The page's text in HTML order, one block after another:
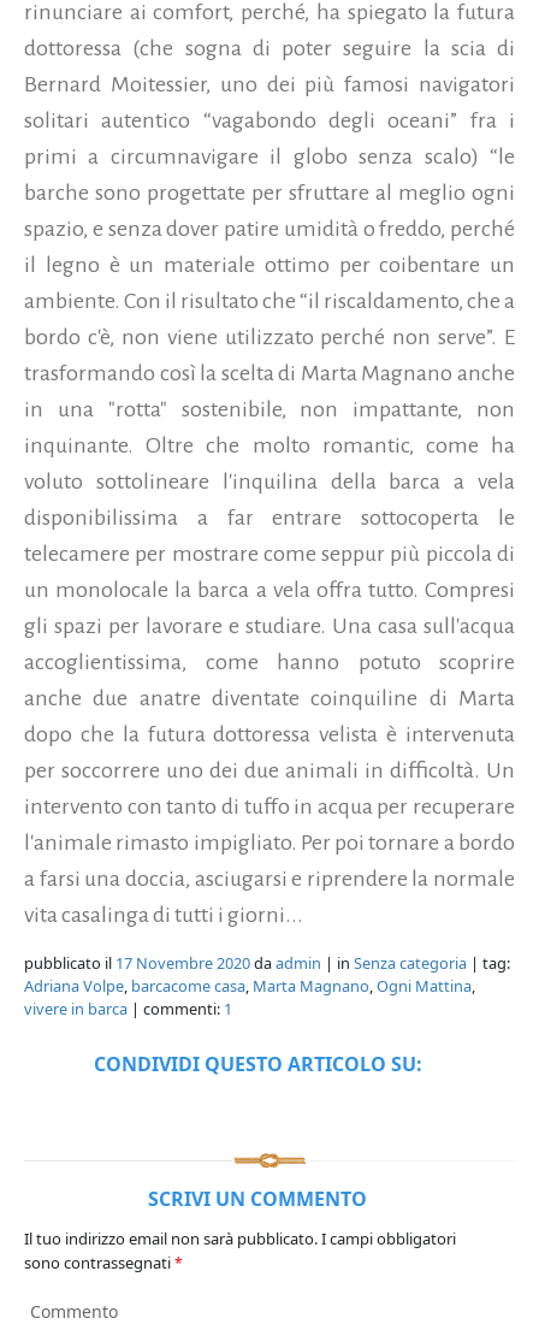
rinunciare ai comfort, perché, ha spiegato la futura
dottoressa (che sogna di poter seguire la scia di
Bernard Moitessier, uno dei più famosi navigatori
solitari autentico “vagabondo degli oceani” fra i
primi a circumnavigare il globo senza scalo) “le
barche sono progettate per sfruttare al meglio ogni
spazio, e senza dover patire umidità o freddo, perché
il legno è un materiale ottimo per coibentare un
ambiente. Con il risultato che “il riscaldamento, che a
bordo c'è, non viene utilizzato perché non serve”. E
trasformando così la scelta di Marta Magnano anche
in una "rotta" sostenibile, non impattante, non
inquinante. Oltre che molto romantic, come ha
voluto sottolineare l'inquilina della barca a vela
disponibilissima a far entrare sottocoperta le
telecamere per mostrare come seppur più piccola di
un monolocale la barca a vela offra tutto. Compresi
gli spazi per lavorare e studiare. Una casa sull'acqua
accoglientissima, come hanno potuto scoprire
anche due anatre diventate coinquiline di Marta
dopo che la futura dottoressa velista è intervenuta
per soccorrere uno dei due animali in difficoltà. Un
intervento con tanto di tuffo in acqua per recuperare
l'animale rimasto impigliato. Per poi tornare a bordo
a farsi una doccia, asciugarsi e riprendere la normale
vita casalinga di tutti i giorni...
pubblicato il 17 Novembre 2020daadmin | in Senza categoria | tag:
Adriana Volpe, barcacome casa, Marta Magnano,Ogni Mattina,
vivere in barca | commenti: 1
CONDIVIDI QUESTO ARTICOLO SU:
SCRIVI UN COMMENTO
Il tuo indirizzo email non sarà pubblicato.I campi obbligatori
sono contrassegnati*
Commento